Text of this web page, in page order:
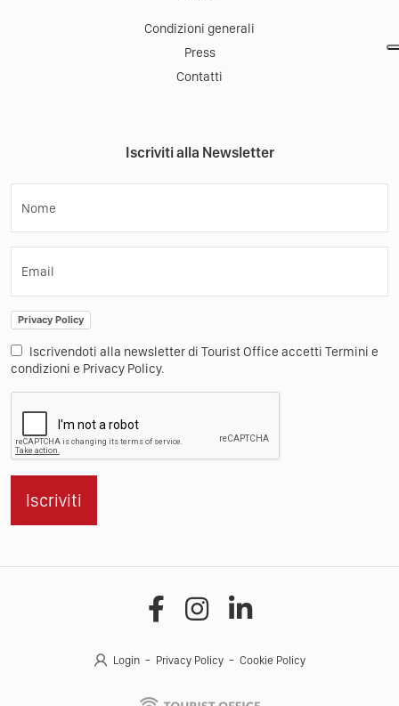
Condizioni generali
Press
Contatti
Iscriviti alla Newsletter
Nome
Email
Privacy Policy
Iscrivendoti alla newsletter di Tourist Office accetti Termini e
condizioni e Privacy Policy.
Iscriviti
Login Privacy Policy Cookie Policy